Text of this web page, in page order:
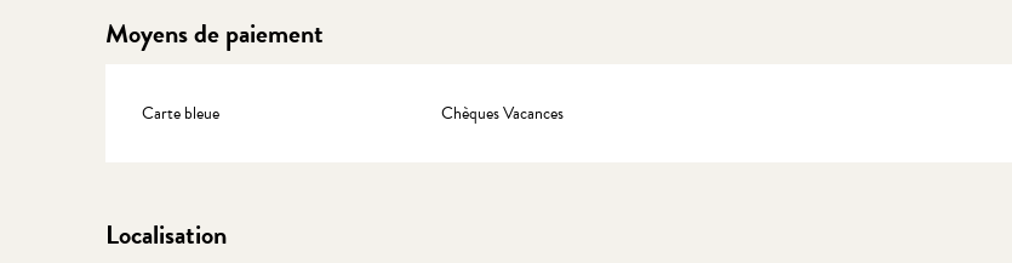
Moyens de paiement
Carte bleue Chèques Vacances
Localisation